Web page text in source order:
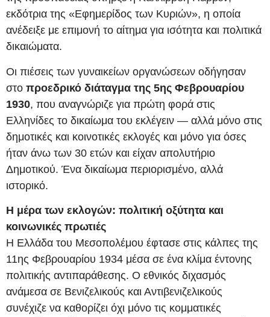
εκδότρια της «Εφημερίδος των Κυριών», η οποία
ανέδειξε με επιμονή το αίτημα για ισότητα και πολιτικά
δικαιώματα.
Οι πιέσεις των γυναικείων οργανώσεων οδήγησαν
στο προεδρικό διάταγμα της 5ης Φεβρουαρίου
1930, που αναγνώριζε για πρώτη φορά στις
Ελληνίδες το δικαίωμα του εκλέγειν — αλλά μόνο στις
δημοτικές και κοινοτικές εκλογές και μόνο για όσες
ήταν άνω των 30 ετών και είχαν απολυτήριο
Δημοτικού. Ένα δικαίωμα περιορισμένο, αλλά
ιστορικό.
Η μέρα των εκλογών: πολιτική οξύτητα και
κοινωνικές πρωτιές
Η Ελλάδα του Μεσοπολέμου έφτασε στις κάλπες της
11ης Φεβρουαρίου 1934 μέσα σε ένα κλίμα έντονης
πολιτικής αντιπαράθεσης. Ο εθνικός διχασμός
ανάμεσα σε Βενιζελικούς και Αντιβενιζελικούς
συνέχιζε να καθορίζει όχι μόνο τις κομματικές